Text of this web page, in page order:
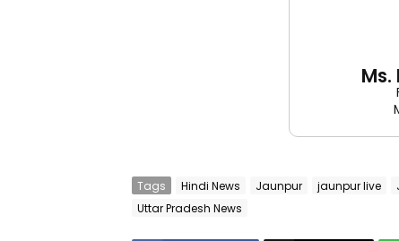
Tags Hindi News Jaunpur jaunpur live
Uttar Pradesh News